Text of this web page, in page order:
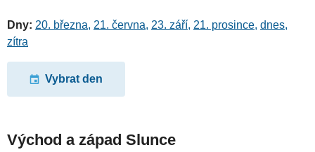
Dny: 20. března, 21. června, 23. září, 21. prosince, dnes,
zítra
Vybrat den
Východ a západ Slunce